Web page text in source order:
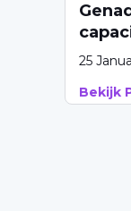
25
Bekijk